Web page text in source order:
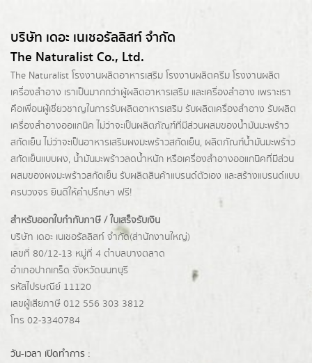
บริษัท เดอะ เนเชอรัลลิสท์ จำกัด
The Naturalist Co., Ltd.
The Naturalist โรงงานผลิตอาหารเสริม โรงงานผลิตครีม โรงงานผลิต
เครื่องสำอาง เราเป็นมากกว่าผู้ผลิตอาหารเสริม และเครื่องสำอาง เพราะเรา
คือเพื่อนผู้เชี่ยวชาญในการรับผลิตอาหารเสริม รับผลิตเครื่องสำอาง รับผลิต
เครื่องสำอางออแกนิค ไม่ว่าจะเป็นผลิตภัณฑ์ที่มีส่วนผสมของน้ำมันมะพร้าว
สกัดเย็น ไม่ว่าจะเป็นอาหารเสริมผงมะพร้าวสกัดเย็น, ผลิตภัณฑ์น้ำมันมะพร้าว
สกัดเย็นแบบผง, น้ำมันมะพร้าวลดน้ำหนัก หรือเครื่องสำอางออแกนิคที่มีส่วน
ผสมของผงมะพร้าวสกัดเย็น รับผลิตสินค้าแบรนด์ตัวเอง และสร้างแบรนด์แบบ
ครบวงจร ยินดีให้คำปรึกษา ฟรี!
สำหรับออกใบกำกับภาษี / ใบเสร็จรับเงิน
บริษัท เดอะ เนเชอรัลลิสท์ จำกัด(ส่านักงานใหญ่)
เลขที่ 80/12-13 หมู่ที่ 4 ตำบลบางตลาด
อำเภอปากเกร็ด จังหวัดนนทบุรี
รหัสไปรษณีย์ 11120
เลขผู้เสียภาษี 012 556 303 3812
โทร 02-3340784
วัน-เวลา เปิดทำการ :